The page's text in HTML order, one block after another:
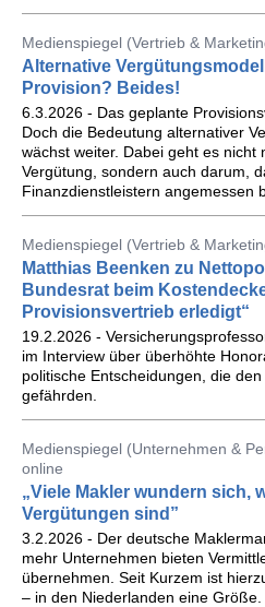
Medienspiegel (Vertrieb &
Alternative
Provision? Beides!
6.3.2026 - Das geplante
Doch die Bedeutung alternativer
wächst weiter. Dabei geht es nicht
Vergütung, sondern auch darum,
Finanzdienstleistern angemessen
Medienspiegel (Vertrieb &
Matthias Beenken zu
Bundesrat beim
Provisionsvertrieb erledigt“
19.2.2026 -
im Interview über überhöhte
politische Entscheidungen, die
gefährden.
Medienspiegel (Unternehmen &
online
„Viele Makler wundern sich,
Vergütungen sind”
3.2.2026 - Der deutsche
mehr Unternehmen bieten
übernehmen. Seit Kurzem ist
– in den Niederlanden eine